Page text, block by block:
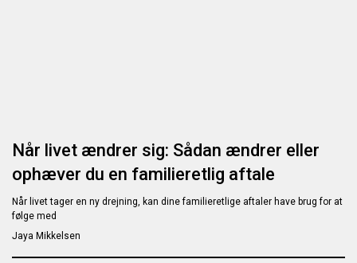
Når livet ændrer sig: Sådan ændrer eller
ophæver du en familieretlig aftale
Når livet tager en ny drejning, kan dine familieretlige aftaler have brug for at
følge med
Jaya Mikkelsen